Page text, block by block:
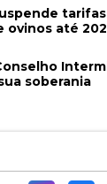
ovinos até
soberania